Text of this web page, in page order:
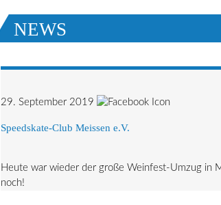
NEWS
29. September 2019
Speedskate-Club Meissen e.V.
Heute war wieder der große Weinfest-Umzug in
noch!